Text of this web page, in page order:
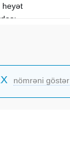
heyət
nömrəni göstər